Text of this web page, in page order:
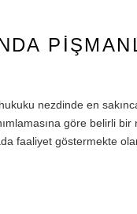
nezdinde en
göre belirli
faaliyet göstermekte